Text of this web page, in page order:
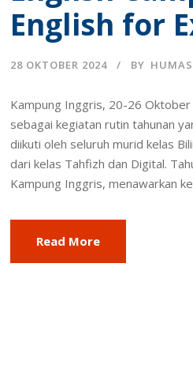
English for
28 OKTOBER 2024 BY HUMAS
Kampung Inggris, 20-26
sebagai kegiatan rutin tahunan
diikuti oleh seluruh murid kelas
dari kelas Tahfizh dan Digital.
Kampung Inggris, menawarkan
Read More